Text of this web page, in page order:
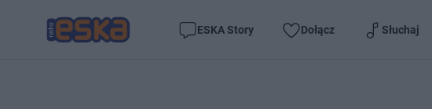
ESKA Story Dołącz Słuchaj